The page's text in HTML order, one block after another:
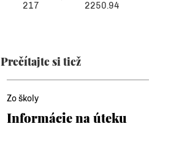
217
2250.94
Prečítajte si tiež
Zo školy
Informácie na úteku